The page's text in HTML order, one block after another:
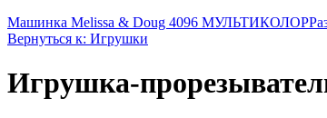
Машинка Melissa & Doug 4096 МУЛЬТИКОЛОР
Вернуться к: Игрушки
Игрушка-